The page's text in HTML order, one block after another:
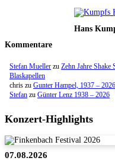
Hans
Kommentare
Stefan Mueller zu Zehn Jahre Shake
Blaskapellen
chris zu Gunter Hampel, 1937 – 2026
Stefan zu Günter Lenz 1938 – 2026
Konzert-Highlights
07.08.2026